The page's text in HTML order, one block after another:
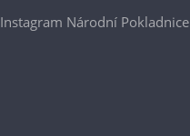
Instagram Národní Pokladnice